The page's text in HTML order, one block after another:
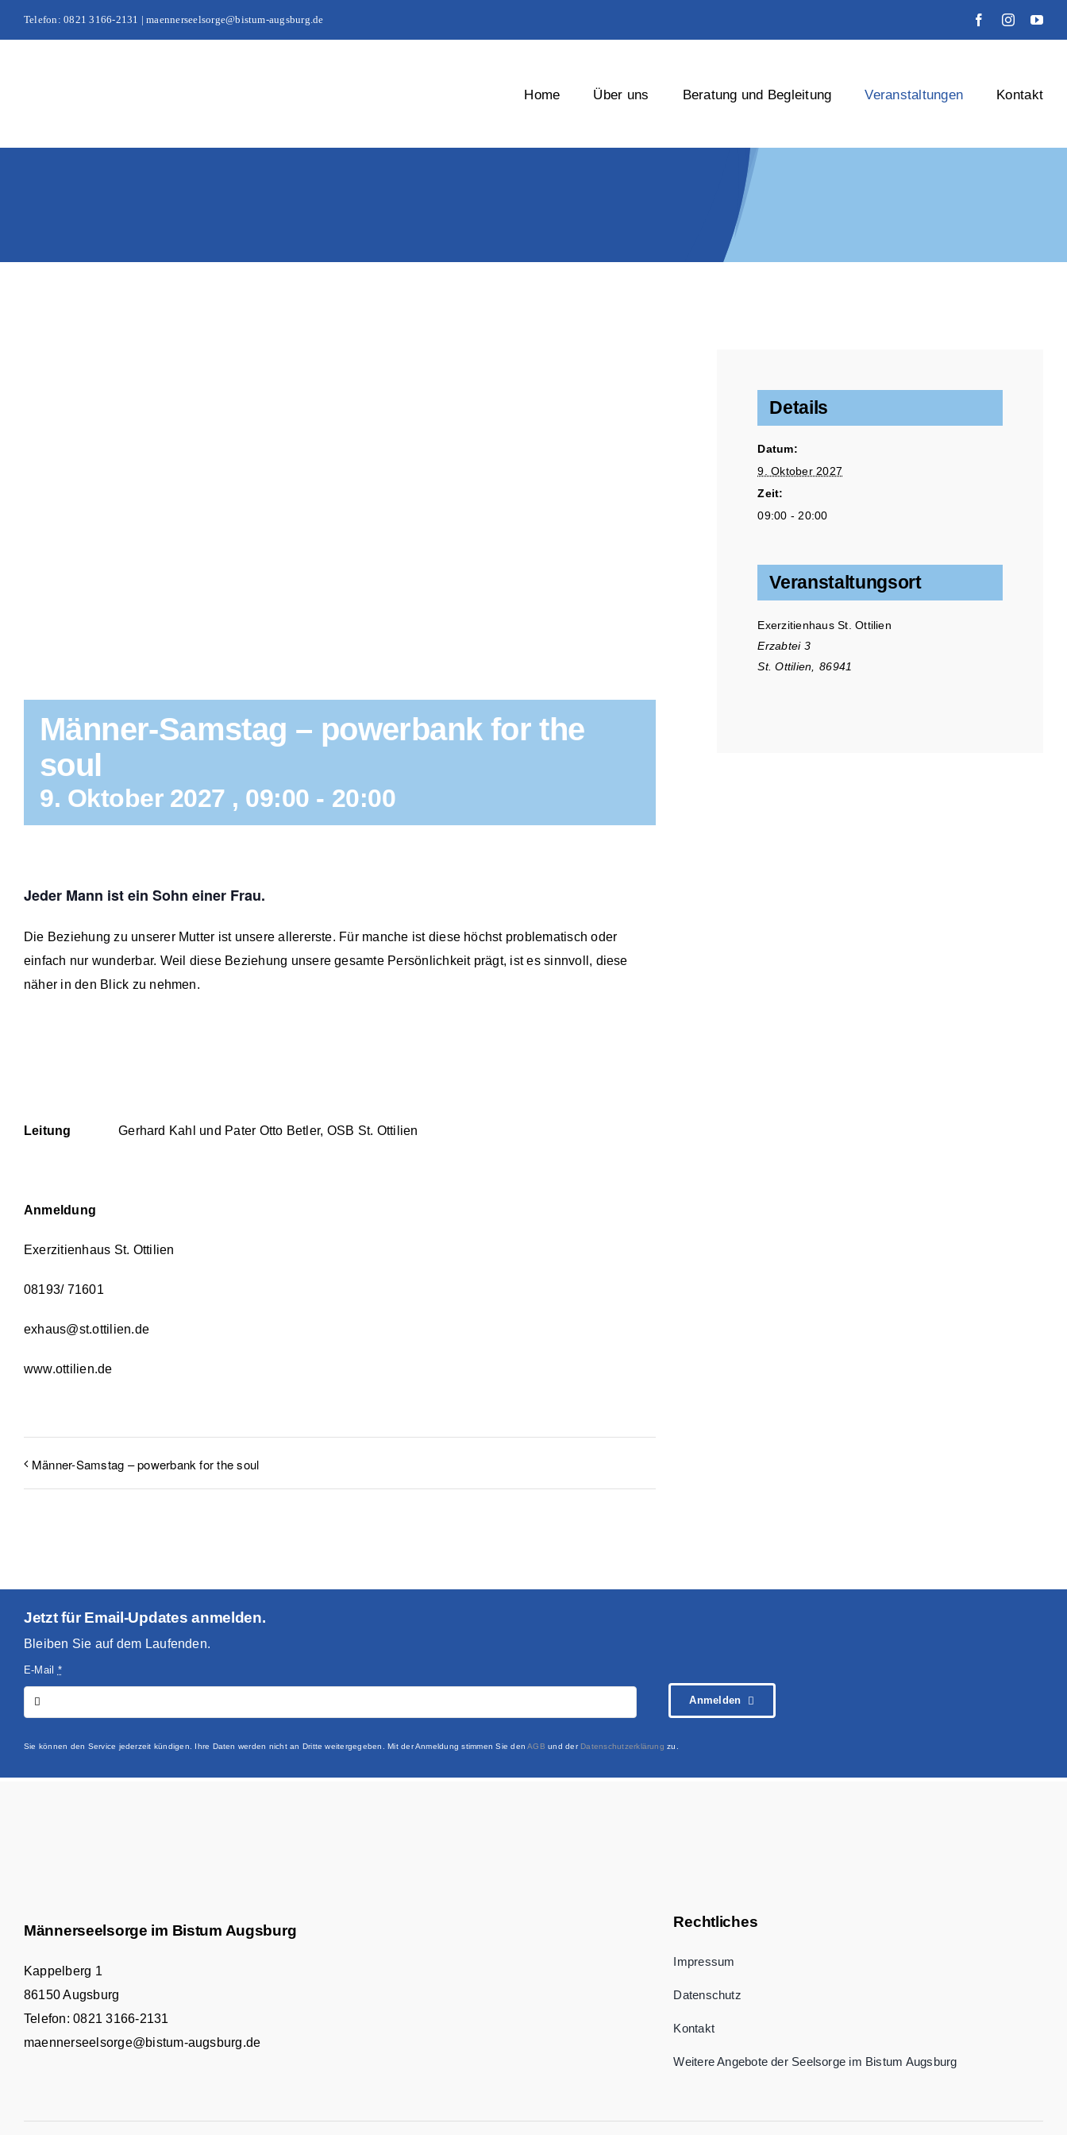
Telefon: 0821 3166-2131 | maennerseelsorge@bistum-augsburg.de
Home Über uns Beratung und Begleitung Veranstaltungen Kontakt
Männer-Samstag – powerbank for the
soul
9. Oktober 2027 , 09:00 - 20:00
Jeder Mann ist ein Sohn einer Frau.
Die Beziehung zu unserer Mutter ist unsere allererste. Für manche ist diese höchst problematisch oder
einfach nur wunderbar. Weil diese Beziehung unsere gesamte Persönlichkeit prägt, ist es sinnvoll, diese
näher in den Blick zu nehmen.
LeitungGerhard Kahl und Pater Otto Betler, OSB St. Ottilien
Anmeldung
Exerzitienhaus St. Ottilien
08193/ 71601
exhaus@st.ottilien.de
www.ottilien.de
Männer-Samstag – powerbank for the soul
Details
Datum:
9. Oktober 2027
Zeit:
09:00 - 20:00
Veranstaltungsort
Exerzitienhaus St. Ottilien
Erzabtei 3
St. Ottilien
86941
Jetzt für Email-Updates anmelden.
Bleiben Sie auf dem Laufenden.
E-Mail *
Anmelden
Sie können den Service jederzeit kündigen. Ihre Daten werden nicht an Dritte weitergegeben. Mit der Anmeldung stimmen Sie denAGB und der Datenschutzerklärung zu.
Männerseelsorge im Bistum Augsburg
Kappelberg 1
86150 Augsburg
Telefon:0821 3166-2131
maennerseelsorge@bistum-augsburg.de
Rechtliches
Impressum
Datenschutz
Kontakt
Weitere Angebote der Seelsorge im Bistum Augsburg